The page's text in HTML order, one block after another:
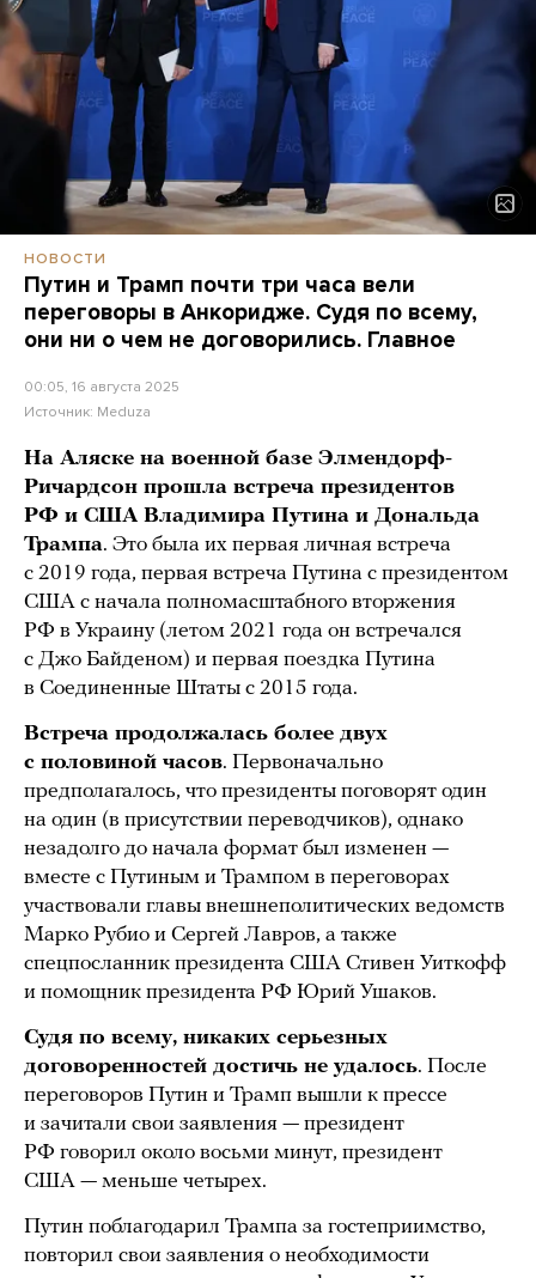
НОВОСТИ
Путин и Трамп почти три часа вели
переговоры в Анкоридже. Судя по всему,
они ни о чем не договорились. Главное
00:05, 16 августа 2025
Источник: Meduza
На Аляске на военной базе Элмендорф-
Ричардсон прошла встреча президентов
РФ и США Владимира Путина и Дональда
Трампа. Это была их первая личная встреча
с 2019 года, первая встреча Путина с президентом
США с начала полномасштабного вторжения
РФ в Украину (летом 2021 года он встречался
с Джо Байденом) и первая поездка Путина
в Соединенные Штаты с 2015 года.
Встреча продолжалась более двух
с половиной часов. Первоначально
предполагалось, что президенты поговорят один
на один (в присутствии переводчиков), однако
незадолго до начала формат был изменен —
вместе с Путиным и Трампом в переговорах
участвовали главы внешнеполитических ведомств
Марко Рубио и Сергей Лавров, а также
спецпосланник президента США Стивен Уиткофф
и помощник президента РФ Юрий Ушаков.
Судя по всему, никаких серьезных
договоренностей достичь не удалось. После
переговоров Путин и Трамп вышли к прессе
и зачитали свои заявления — президент
РФ говорил около восьми минут, президент
США — меньше четырех.
Путин поблагодарил Трампа за гостеприимство,
повторил свои заявления о необходимости